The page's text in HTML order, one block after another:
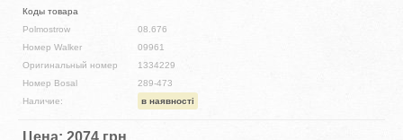
Коды товара
Polmostrow
08.676
Номер Walker
09961
Оригинальный номер
1334229
Номер Bosal
289-473
Наличие:
в наявності
Цена:2074 грн.